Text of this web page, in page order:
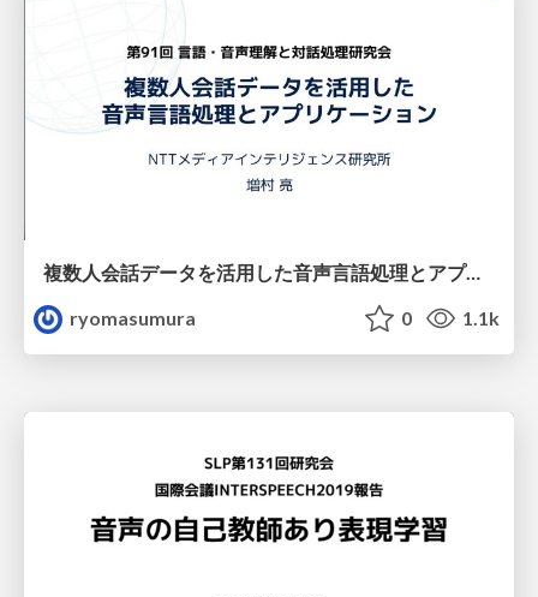
複数人会話データを活用した音声言語処理とアプリケーション(slud研究会招待講演)
ryomasumura
0 1.1k